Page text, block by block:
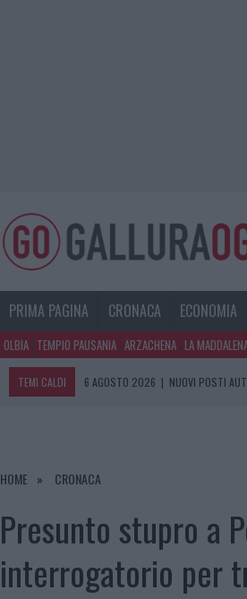
PRIMA PAGINA CRONACA ECONOMIA
OLBIA TEMPIO PAUSANIA ARZACHENA LA
TEMI CALDI 6 AGOSTO 2026 | NUOVI POSTI
6 AGOSTO 2026
|
HOME CRONACA
Presunto stupro a
interrogatorio per